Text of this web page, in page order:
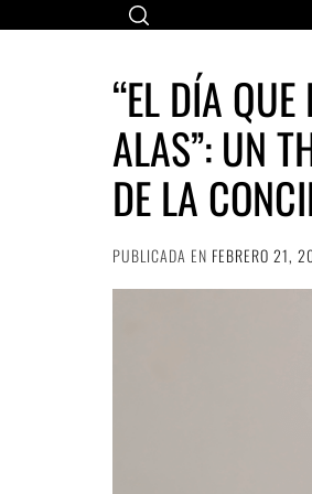
“EL DÍA
ALAS”: UN
DE LA
PUBLICADA EN FEBRERO 21,